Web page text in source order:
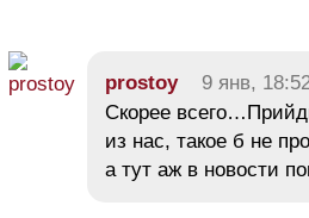
prostoy 9 янв,
Скорее
из нас, такое б не
а тут аж в новости